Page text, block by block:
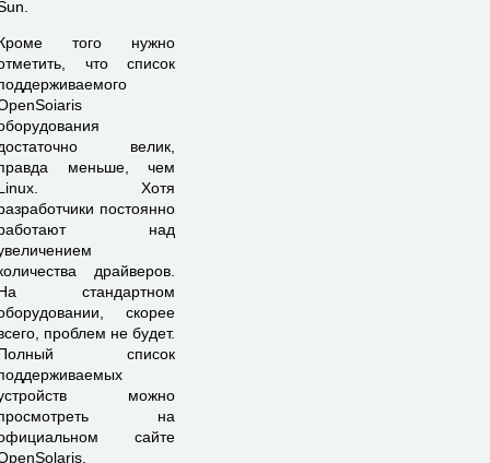
того нужно
что список
велик,
меньше, чем
Хотя
постоянно
над
драйверов.
стандартном
скорее
проблем не будет.
список
можно
на
сайте